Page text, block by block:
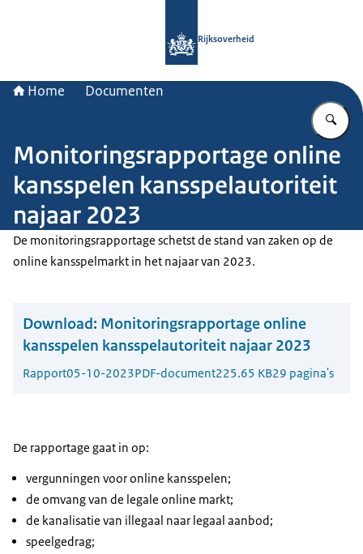
Rijksoverheid
Home Documenten
Monitoringsrapportage online
kansspelen kansspelautoriteit
najaar 2023
De monitoringsrapportage schetst de stand van zaken op de
online kansspelmarkt in het najaar van 2023.
Download: Monitoringsrapportage online
kansspelen kansspelautoriteit najaar 2023
Rapport05-10-2023PDF-document225.65 KB29 pagina's
De rapportage gaat in op:
vergunningen voor online kansspelen;
de omvang van de legale online markt;
de kanalisatie van illegaal naar legaal aanbod;
speelgedrag;